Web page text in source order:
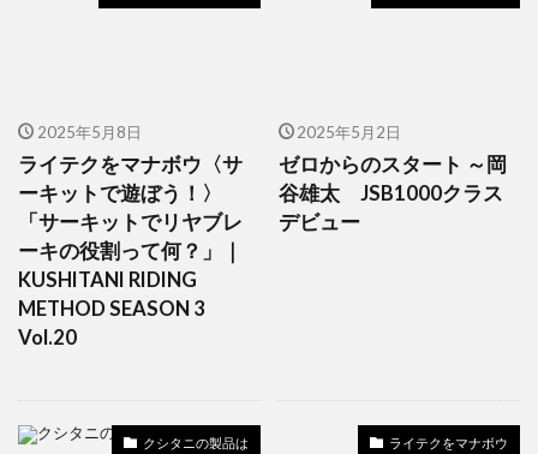
2025年5月8日
ライテクをマナボウ〈サ
ーキットで遊ぼう！〉
「サーキットでリヤブレ
ーキの役割って何？」｜
KUSHITANI RIDING
METHOD SEASON 3
Vol.20
2025年5月2日
ゼロからのスタート ～岡
谷雄太 JSB1000クラス
デビュー
クシタニの製品は ライテクをマナボウ